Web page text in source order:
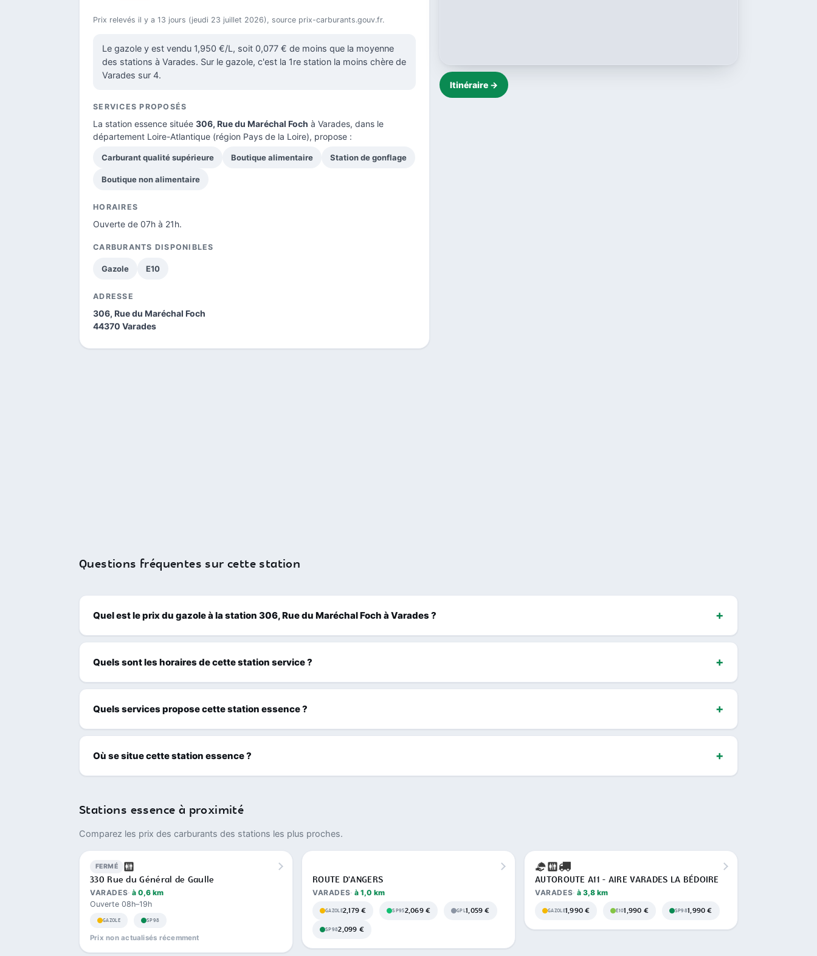
Prix relevés il y a 13 jours (jeudi 23 juillet 2026), source prix-carburants.gouv.fr.
Le gazole y est vendu 1,950 €/L, soit 0,077 € de moins que la moyenne
des stations à Varades. Sur le gazole, c'est la 1re station la moins chère de
Varades sur 4.
SERVICES PROPOSÉS
La station essence située 306, Rue du Maréchal Foch à Varades, dans le
département Loire-Atlantique (région Pays de la Loire), propose :
Carburant qualité supérieure Boutique alimentaire Station de gonflage
Boutique non alimentaire
HORAIRES
Ouverte de 07h à 21h.
CARBURANTS DISPONIBLES
Gazole E10
ADRESSE
306, Rue du Maréchal Foch
44370 Varades
Itinéraire →
Questions fréquentes sur cette station
Quel est le prix du gazole à la station 306, Rue du Maréchal Foch à Varades ?
Quels sont les horaires de cette station service ?
Quels services propose cette station essence ?
Où se situe cette station essence ?
Stations essence à proximité
Comparez les prix des carburants des stations les plus proches.
FERMÉ
330 Rue du Général de Gaulle
VARADES à 0,6 km
Ouverte 08h–19h
GAZOLE SP98
Prix non actualisés récemment
ROUTE D'ANGERS
VARADES à 1,0 km
GAZOLE2,179 € SP952,069 € GPL1,059 €
SP982,099 €
AUTOROUTE A11 - AIRE VARADES LA BÉDOIRE
VARADES à 3,8 km
GAZOLE1,990 € E101,990 € SP981,990 €